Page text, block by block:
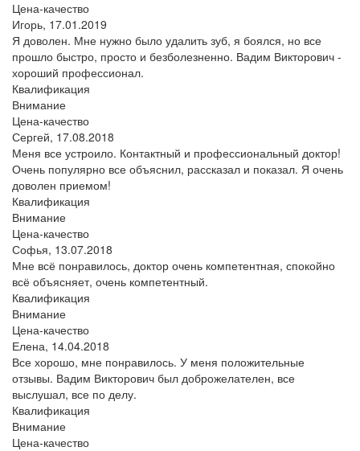
Цена-качество
Игорь, 17.01.2019
Я доволен. Мне нужно было удалить зуб, я боялся, но все
прошло быстро, просто и безболезненно. Вадим Викторович -
хороший профессионал.
Квалификация
Внимание
Цена-качество
Сергей, 17.08.2018
Меня все устроило. Контактный и профессиональный доктор!
Очень популярно все объяснил, рассказал и показал. Я очень
доволен приемом!
Квалификация
Внимание
Цена-качество
Софья, 13.07.2018
Мне всё понравилось, доктор очень компетентная, спокойно
всё объясняет, очень компетентный.
Квалификация
Внимание
Цена-качество
Елена, 14.04.2018
Все хорошо, мне понравилось. У меня положительные
отзывы. Вадим Викторович был доброжелателен, все
выслушал, все по делу.
Квалификация
Внимание
Цена-качество